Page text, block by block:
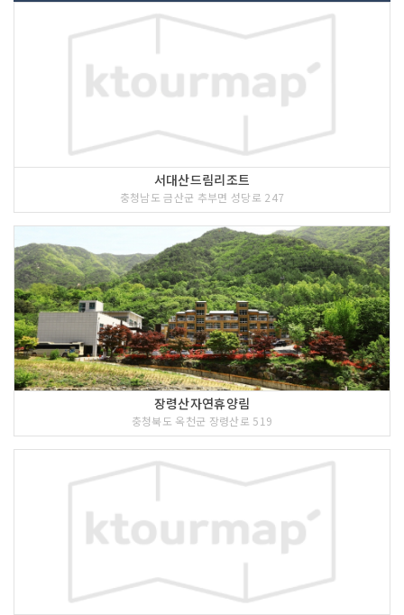
서대산드림리조트
충청남도 금산군 추부면 성당로 247
장령산자연휴양림
충청북도 옥천군 장령산로 519